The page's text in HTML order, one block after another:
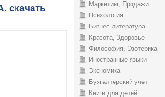
скачать
Маркетинг, Продажи
Психология
Бизнес литература
Красота, Здоровье
Философия, Эзотерика
Иностранные языки
Экономика
Бухгалтерский учет
Книги для детей